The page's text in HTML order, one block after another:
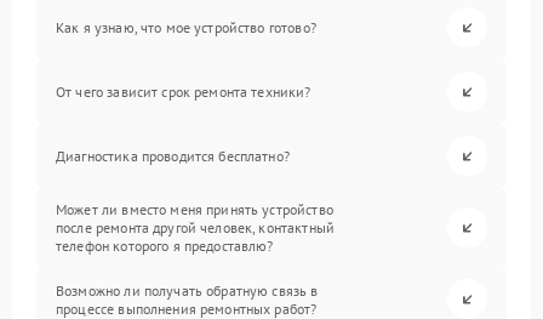
Как я узнаю, что мое устройство готово?
От чего зависит срок ремонта техники?
Диагностика проводится бесплатно?
Может ли вместо меня принять устройство
после ремонта другой человек, контактный
телефон которого я предоставлю?
Возможно ли получать обратную связь в
процессе выполнения ремонтных работ?